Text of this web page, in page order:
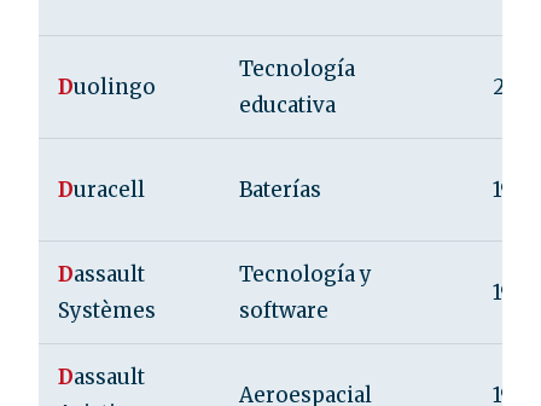
Duolingo
Tecnología
educativa
2011
Duracell Baterías 1964
Dassault
Systèmes
Tecnología y
software
1981
Dassault
Aeroespacial 1929